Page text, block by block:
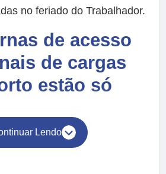
no feriado do Trabalhador.
de acesso
de cargas
estão só
Lendo